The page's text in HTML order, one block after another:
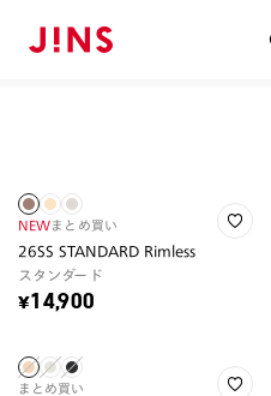
NEWまとめ買い
26SS STANDARD Rimless
スタンダード
¥14,900
まとめ買い